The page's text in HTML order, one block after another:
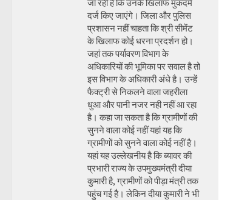
जा रही है कि उनके खिलाफ मुकदमे
दर्ज किए जाएंगे। जिला और पुलिस
प्रशासन नहीं चाहता कि श्री सीमेंट
के खिलाफ कोई धरना प्रदर्शन हो।
जहां तक पर्यावरण विभाग के
अधिकारियों की भूमिका पर सवाल है तो
इस विभाग के अधिकारी अंधे है। उन्हें
फैक्ट्री से निकलने वाला जहरीला
धुआ और पानी नजर नही नहीं आ रहा
है। कहा जा सकता है कि ग्रामीणों की
सुनने वाला कोई नहीं यहां यह कि
ग्रामीणों को सुनने वाला कोई नहीं है।
यहां यह उल्लेखनीय है कि ब्यावर की
प्रभारी राज्य के उपमुख्यमंत्री दीया
कुमारी है, ग्रामीणों को पीड़ा मंत्री तक
पहुंच गई है। लेकिन दीया कुमारी ने भी